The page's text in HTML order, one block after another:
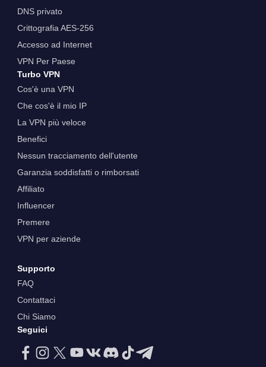
DNS privato
Crittografia AES-256
Accesso ad Internet
VPN Per Paese
Turbo VPN
Cos'è una VPN
Che cos'è il mio IP
La VPN più veloce
Benefici
Nessun tracciamento dell'utente
Garanzia soddisfatti o rimborsati
Affiliato
Influencer
Premere
VPN per aziende
Supporto
FAQ
Contattaci
Chi Siamo
Seguici